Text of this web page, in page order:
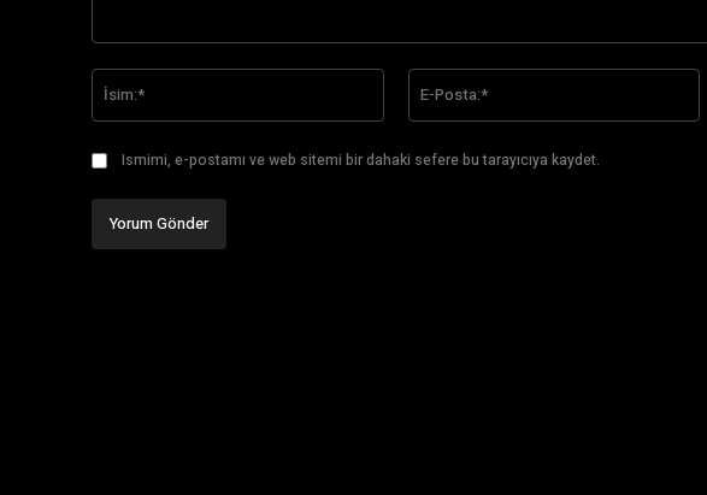
Ismimi, e-postamı ve web sitemi bir dahaki sefere bu tarayıcıya kaydet.